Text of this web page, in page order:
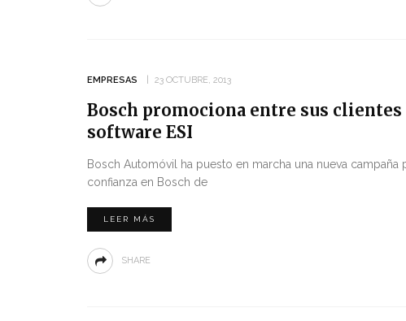
EMPRESAS 23 OCTUBRE, 2013
Bosch promociona entre sus
software ESI
Bosch Automóvil ha puesto en marcha una nueva
confianza en Bosch de
LEER MÁS
SHARE